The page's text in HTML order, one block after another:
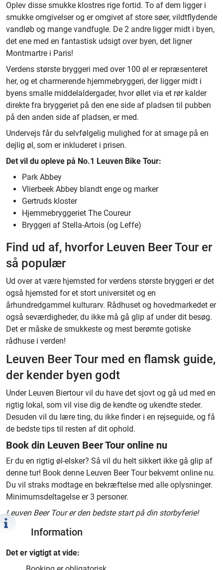
Oplev disse smukke klostres rige fortid. To af dem ligger i
smukke omgivelser og er omgivet af store søer, vildtflydende
vandløb og mange vandfugle. De 2 andre ligger midt i byen,
det ene med en fantastisk udsigt over byen, det ligner
Montmartre i Paris!
Verdens største bryggeri med over 100 øl er repræsenteret
her, og et charmerende hjemmebryggeri, der ligger midt i
byens smalle middelaldergader, hvor øllet via et rør kalder
direkte fra bryggeriet på den ene side af pladsen til pubben
på den anden side af pladsen, er med.
Undervejs får du selvfølgelig mulighed for at smage på en
dejlig øl, som er inkluderet i prisen.
Det vil du opleve på No.1 Leuven Bike Tour:
Park Abbey
Vlierbeek Abbey blandt enge og marker
Gertruds kloster
Hjemmebryggeriet The Coureur
Bryggeri af Stella-Artois (og Leffe)
Find ud af, hvorfor Leuven Beer Tour er
så populær
Ud over at være hjemsted for verdens største bryggeri er det
også hjemsted for et stort universitet og en
århundredgammel kulturarv. Rådhuset og hovedmarkedet er
også seværdigheder, du ikke må gå glip af under dit besøg.
Det er måske de smukkeste og mest berømte gotiske
rådhuse i verden!
Leuven Beer Tour med en flamsk guide,
der kender byen godt
Under Leuven Biertour vil du have det sjovt og gå ud med en
rigtig lokal, som vil vise dig de kendte og ukendte steder.
Desuden vil du lære ting, du ikke finder i en rejseguide, og få
de bedste tips til resten af dit ophold.
Book din Leuven Beer Tour online nu
Er du en rigtig øl-elsker? Så vil du helt sikkert ikke gå glip af
denne tur! Book denne Leuven Beer Tour bekvemt online nu.
Du vil straks modtage en bekræftelse med alle oplysninger.
Minimumsdeltagelse er 3 personer.
Leuven Beer Tour er den bedste start på din storbyferie!
Information
Det er vigtigt at vide: